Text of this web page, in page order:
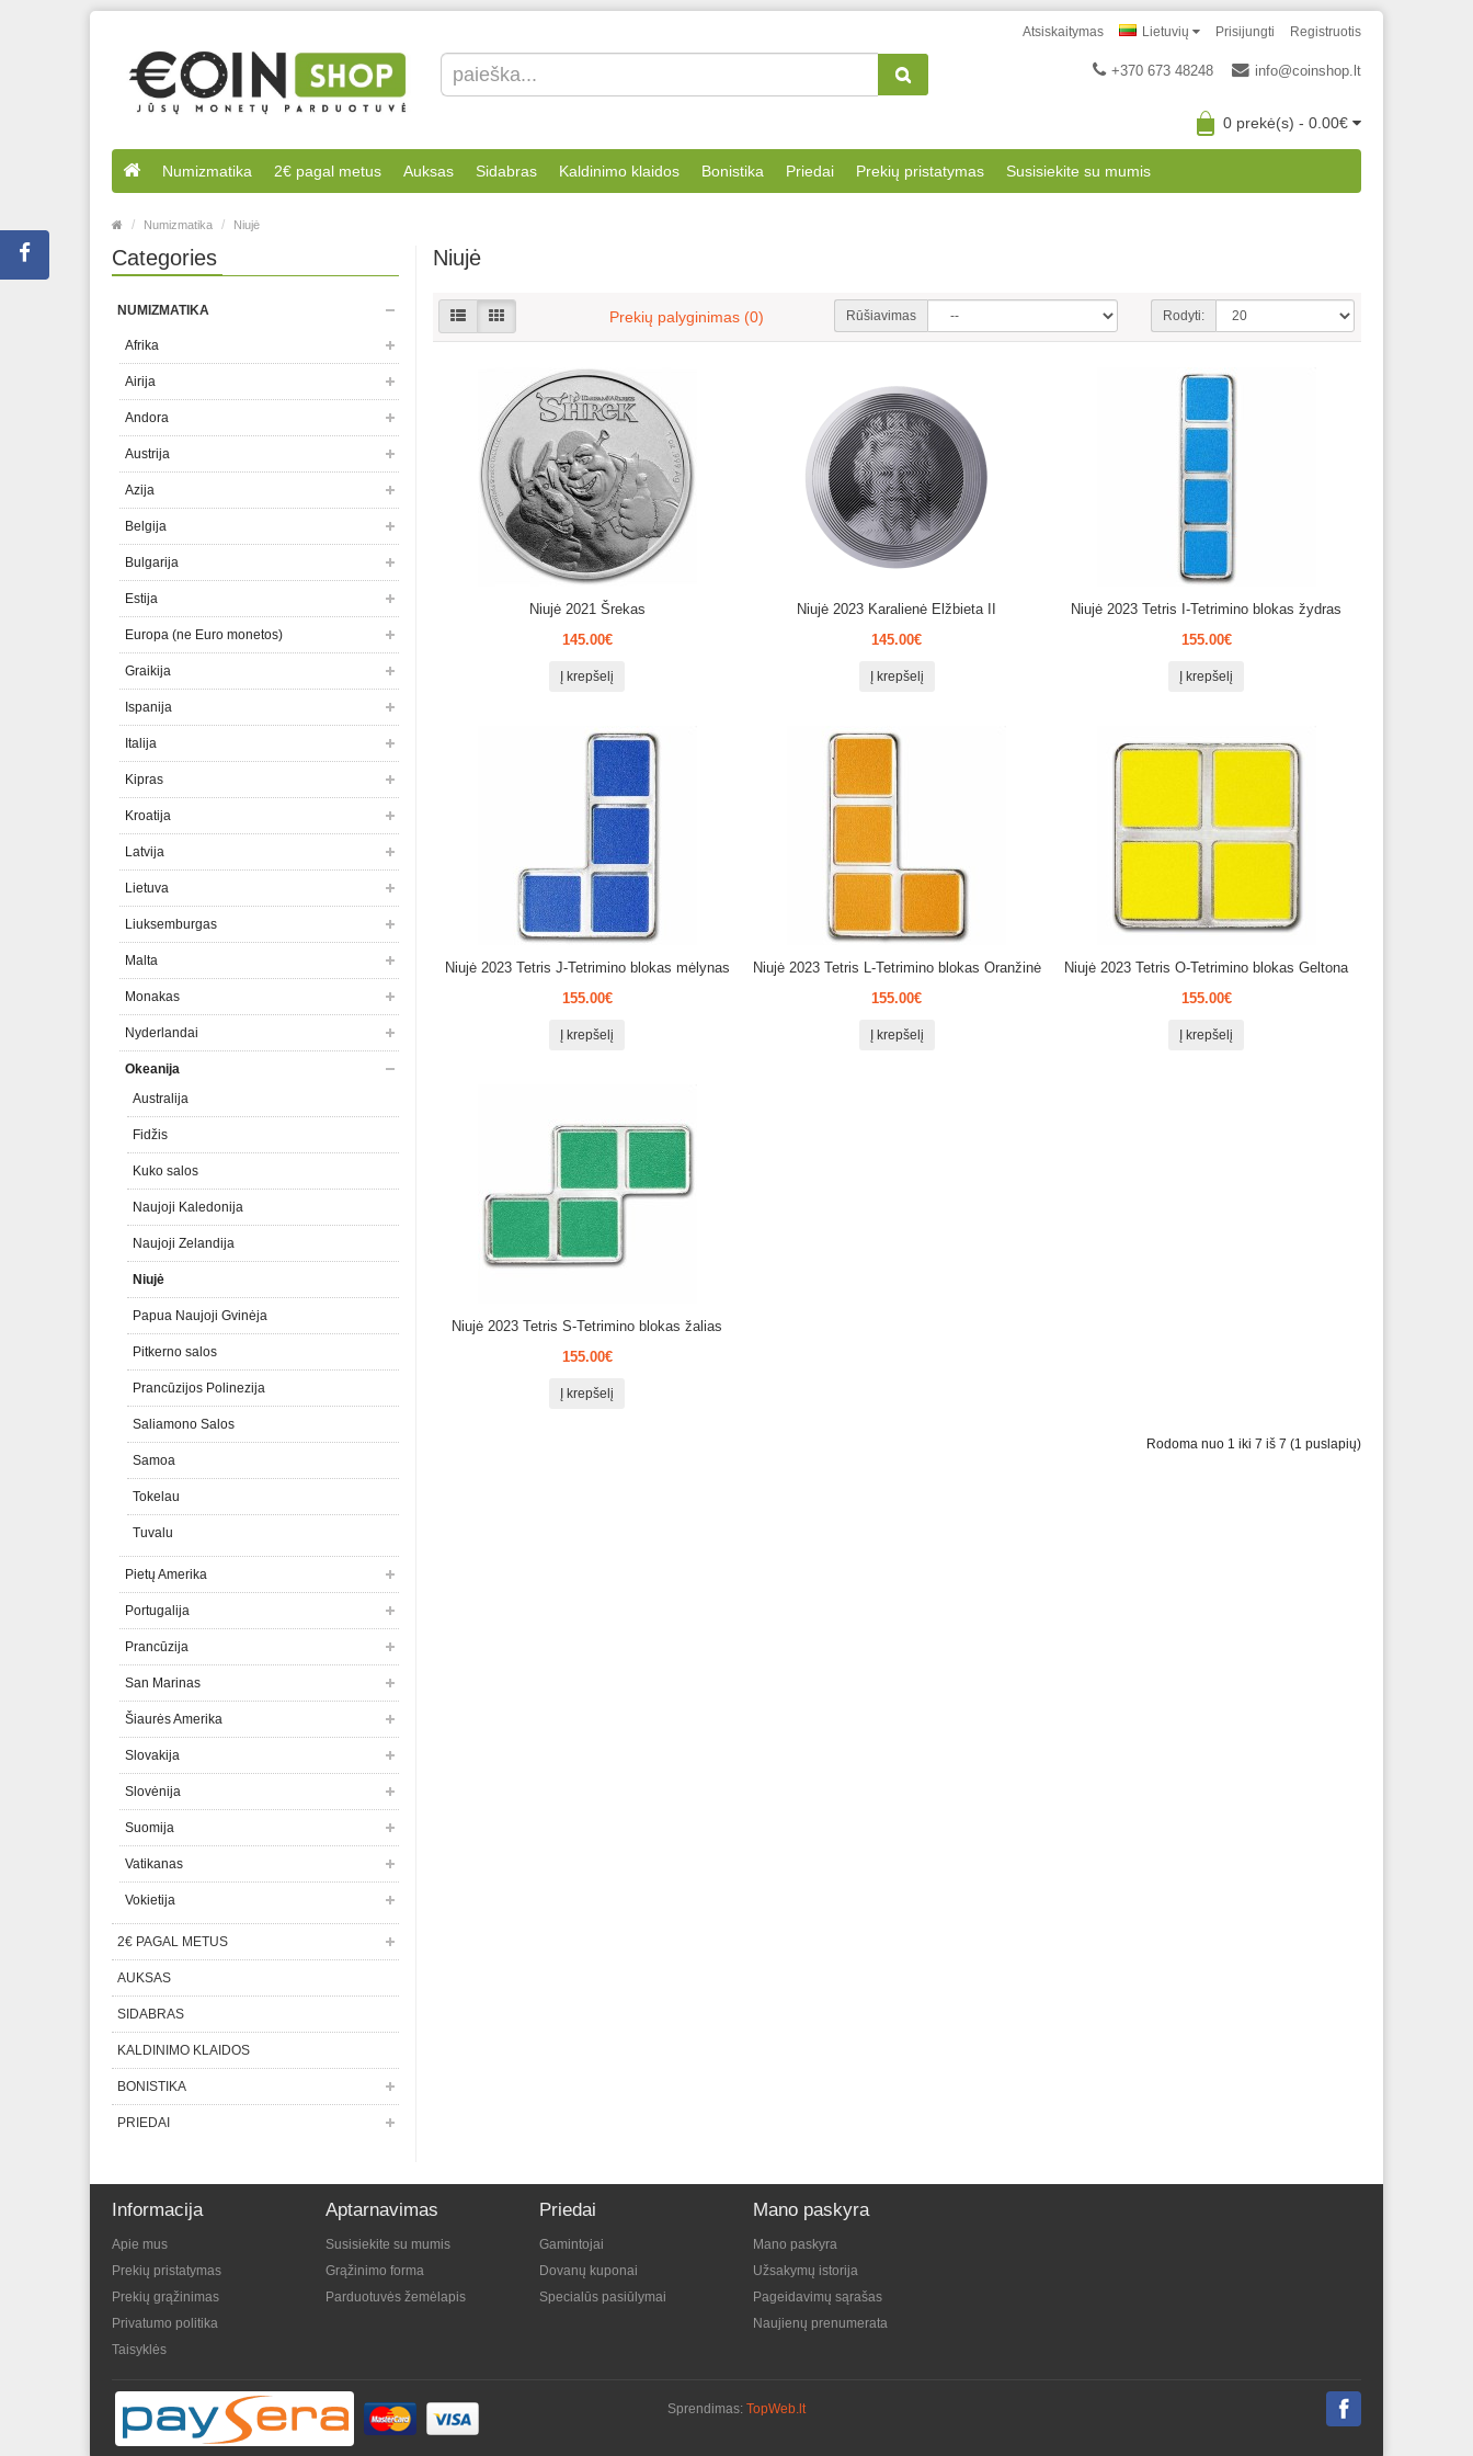
Prisijungti Registruotis
Atsiskaitymas Lietuvių
+370 673 48248 info@coinshop.lt
0 prekė(s) - 0.00€
Numizmatika 2€ pagal metus Auksas Sidabras Kaldinimo klaidos Bonistika Priedai Prekių pristatymas Susisiekite su mumis
Numizmatika Niujė
Categories
NUMIZMATIKA
Afrika
Airija
Andora
Austrija
Azija
Belgija
Bulgarija
Estija
Europa (ne Euro monetos)
Graikija
Ispanija
Italija
Kipras
Kroatija
Latvija
Lietuva
Liuksemburgas
Malta
Monakas
Nyderlandai
Okeanija
Australija
Fidžis
Kuko salos
Naujoji Kaledonija
Naujoji Zelandija
Niujė
Papua Naujoji Gvinėja
Pitkerno salos
Prancūzijos Polinezija
Saliamono Salos
Samoa
Tokelau
Tuvalu
Pietų Amerika
Portugalija
Prancūzija
San Marinas
Šiaurės Amerika
Slovakija
Slovėnija
Suomija
Vatikanas
Vokietija
2€ PAGAL METUS
AUKSAS
SIDABRAS
KALDINIMO KLAIDOS
BONISTIKA
PRIEDAI
Niujė
Prekių palyginimas (0) Rūšiavimas Rodyti:
Niujė 2021 Šrekas
145.00€
Į krepšelį
Niujė 2023 Karalienė Elžbieta II
145.00€
Į krepšelį
Niujė 2023 Tetris I-Tetrimino blokas žydras
155.00€
Į krepšelį
Niujė 2023 Tetris J-Tetrimino blokas mėlynas
155.00€
Į krepšelį
Niujė 2023 Tetris L-Tetrimino blokas Oranžinė
155.00€
Į krepšelį
Niujė 2023 Tetris O-Tetrimino blokas Geltona
155.00€
Į krepšelį
Niujė 2023 Tetris S-Tetrimino blokas žalias
155.00€
Į krepšelį
Rodoma nuo 1 iki 7 iš 7 (1 puslapių)
Informacija
Apie mus
Prekių pristatymas
Prekių grąžinimas
Privatumo politika
Taisyklės
Aptarnavimas
Susisiekite su mumis
Grąžinimo forma
Parduotuvės žemėlapis
Priedai
Gamintojai
Dovanų kuponai
Specialūs pasiūlymai
Mano paskyra
Mano paskyra
Užsakymų istorija
Pageidavimų sąrašas
Naujienų prenumerata
Sprendimas: TopWeb.lt